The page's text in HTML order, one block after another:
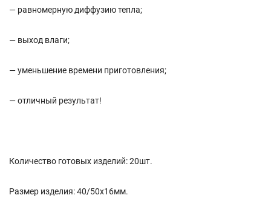
— равномерную диффузию тепла;
— выход влаги;
— уменьшение времени приготовления;
— отличный результат!
Количество готовых изделий: 20шт.
Размер изделия: 40/50х16мм.